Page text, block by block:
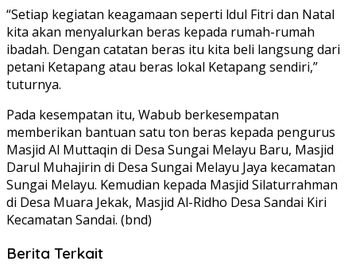
“Setiap kegiatan keagamaan seperti ldul Fitri dan Natal
kita akan menyalurkan beras kepada rumah-rumah
ibadah. Dengan catatan beras itu kita beli langsung dari
petani Ketapang atau beras lokal Ketapang sendiri,”
tuturnya.
Pada kesempatan itu, Wabub berkesempatan
memberikan bantuan satu ton beras kepada pengurus
Masjid Al Muttaqin di Desa Sungai Melayu Baru, Masjid
Darul Muhajirin di Desa Sungai Melayu Jaya kecamatan
Sungai Melayu. Kemudian kepada Masjid Silaturrahman
di Desa Muara Jekak, Masjid Al-Ridho Desa Sandai Kiri
Kecamatan Sandai. (bnd)
Berita Terkait